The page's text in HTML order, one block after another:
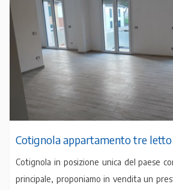
Cotignola appartamento tre letto
Cotignola in posizione unica del paese
principale, proponiamo in vendita un